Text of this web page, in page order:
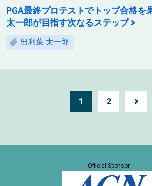
PGA最終プロテストでトップ合格を
太一郎が目指す次なるステップ
出利葉 太一郎
1 2
Official Sponsor